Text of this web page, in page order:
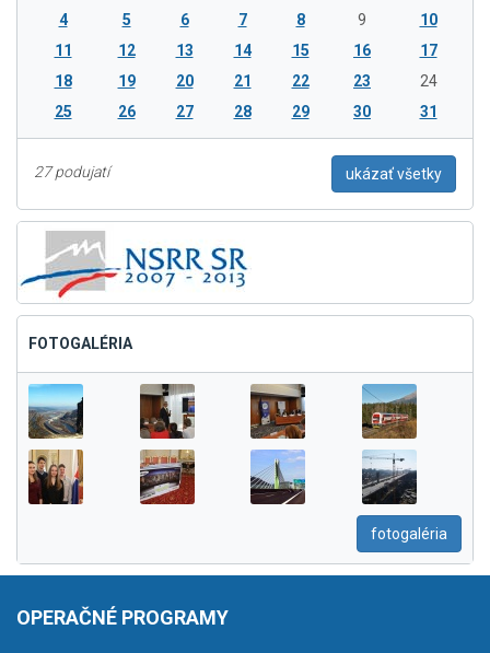
4
5 6 7 8 9
10
11
12 13 14 15 16
17
18
19 20 21 22 23
24
25
26 27 28 29 30 31
27 podujatí ukázať všetky
FOTOGALÉRIA
fotogaléria
OPERAČNÉ PROGRAMY